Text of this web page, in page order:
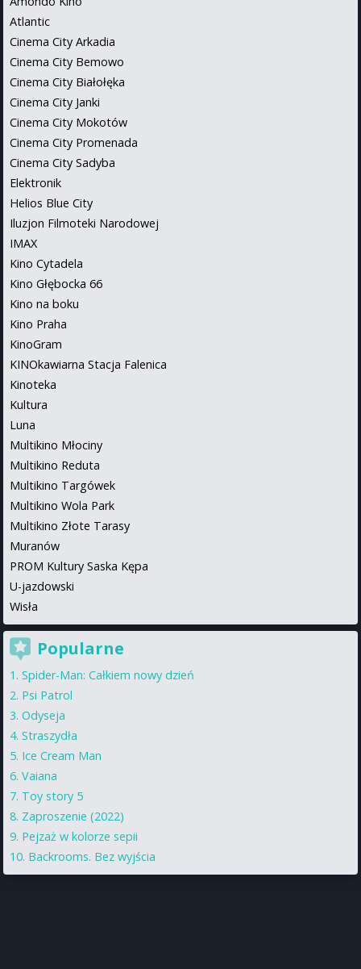
Atlantic
Cinema City Arkadia
Cinema City Bemowo
Cinema City Białołęka
Cinema City Janki
Cinema City Mokotów
Cinema City Promenada
Cinema City Sadyba
Elektronik
Helios Blue City
Iluzjon Filmoteki Narodowej
IMAX
Kino Cytadela
Kino Głębocka 66
Kino na boku
Kino Praha
KinoGram
KINOkawiarna Stacja Falenica
Kinoteka
Kultura
Luna
Multikino Młociny
Multikino Reduta
Multikino Targówek
Multikino Wola Park
Multikino Złote Tarasy
Muranów
PROM Kultury Saska Kępa
U-jazdowski
Wisła
Popularne
Spider-Man: Całkiem nowy dzień
Psi Patrol
Odyseja
Straszydła
Ice Cream Man
Vaiana
Toy story 5
Zaproszenie (2022)
Pejzaż w kolorze sepii
Backrooms. Bez wyjścia